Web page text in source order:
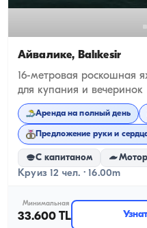
Айвалике, Balıkesir
16-метровая роскошная
для купания и вечеринок
Аренда на полный день
Предложение руки и
С капитаном
Круиз 12 чел. · 16.00m
Минимальная
33.600 TL